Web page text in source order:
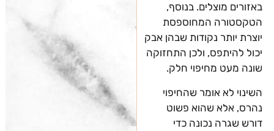
באזורים מוצלים. בנוסף,
הטקסטורה המחוספסת
יוצרת יותר נקודות שבהן אבק
יכול להיתפס, ולכן התחזוקה
שונה מעט מחיפוי חלק.
השינוי לא אומר שהחיפוי
נהרס, אלא שהוא פשוט
דורש שגרה נכונה כדי